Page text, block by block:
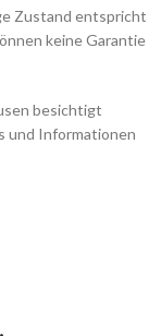
Zustand entspricht
keine Garantie
besichtigt
und Informationen